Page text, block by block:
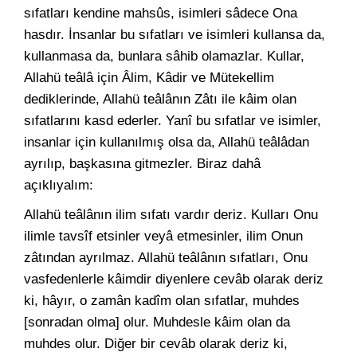
sıfatları kendine mahsûs, isimleri sâdece Ona
hasdır. İnsanlar bu sıfatları ve isimleri kullansa da,
kullanmasa da, bunlara sâhib olamazlar. Kullar,
Allahü teâlâ için Âlim, Kâdir ve Mütekellim
dediklerinde, Allahü teâlânın Zâtı ile kâim olan
sıfatlarını kasd ederler. Yanî bu sıfatlar ve isimler,
insanlar için kullanılmış olsa da, Allahü teâlâdan
ayrılıp, başkasına gitmezler. Biraz dahâ
açıklıyalım:
Allahü teâlânın ilim sıfatı vardır deriz. Kulları Onu
ilimle tavsîf etsinler veyâ etmesinler, ilim Onun
zâtından ayrılmaz. Allahü teâlânın sıfatları, Onu
vasfedenlerle kâimdir diyenlere cevâb olarak deriz
ki, hâyır, o zamân kadîm olan sıfatlar, muhdes
[sonradan olma] olur. Muhdesle kâim olan da
muhdes olur. Diğer bir cevâb olarak deriz ki,